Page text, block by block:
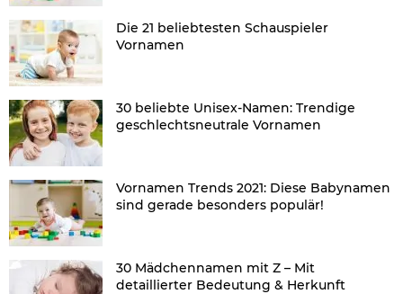
Die 21 beliebtesten Schauspieler
Vornamen
30 beliebte Unisex-Namen: Trendige
geschlechtsneutrale Vornamen
Vornamen Trends 2021: Diese Babynamen
sind gerade besonders populär!
30 Mädchennamen mit Z – Mit
detaillierter Bedeutung & Herkunft